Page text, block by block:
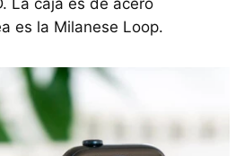
es la Milanese Loop.